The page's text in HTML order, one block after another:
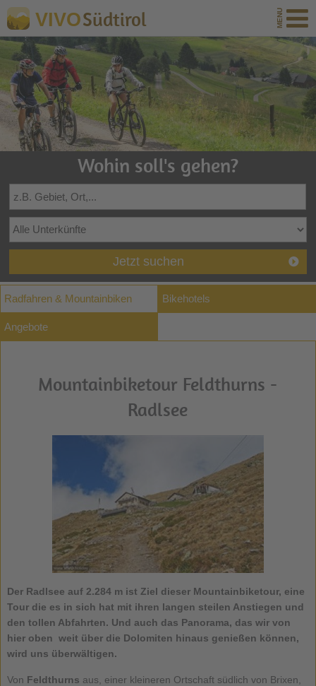
VIVOSüdtirol
Wohin soll's gehen?
Jetzt suchen
Radfahren & Mountainbiken Bikehotels
Angebote
Mountainbiketour Feldthurns -
Radlsee
Der Radlsee auf 2.284 m ist Ziel dieser Mountainbiketour, eine
Tour die es in sich hat mit ihren langen steilen Anstiegen und
den tollen Abfahrten. Und auch das Panorama, das wir von
hier oben weit über die Dolomiten hinaus genießen können,
wird uns überwältigen.
Von Feldthurns aus, einer kleineren Ortschaft südlich von Brixen,